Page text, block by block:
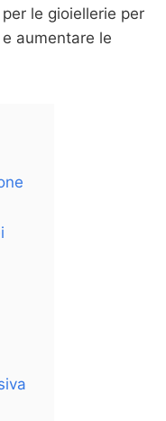
le gioiellerie per
aumentare le